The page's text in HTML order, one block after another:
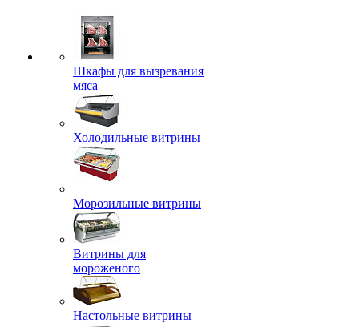
Шкафы для вызревания
мяса
Холодильные витрины
Морозильные витрины
Витрины для
мороженого
Настольные витрины